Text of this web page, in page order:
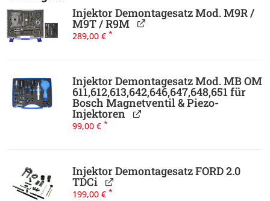
Injektor Demontagesatz Mod. M9R /
M9T / R9M
289,00€ *
Injektor Demontagesatz Mod. MB OM
611,612,613,642,646,647,648,651 für
Bosch Magnetventil & Piezo-
Injektoren
99,00€ *
Injektor Demontagesatz FORD 2.0
TDCi
199,00€ *